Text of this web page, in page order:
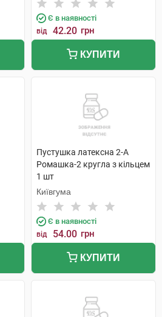
Є в наявності
від 42.20 грн
КУПИТИ
Пустушка латексна 2-А
Ромашка-2 кругла з кільцем
1 шт
Київгума
Є в наявності
від 54.00 грн
КУПИТИ